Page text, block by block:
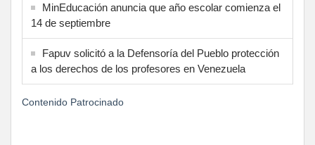
MinEducación anuncia que año escolar comienza el
14 de septiembre
Fapuv solicitó a la Defensoría del Pueblo protección
a los derechos de los profesores en Venezuela
Contenido Patrocinado